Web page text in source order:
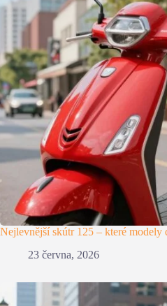
Nejlevnější skútr 125 – které modely
23 června, 2026